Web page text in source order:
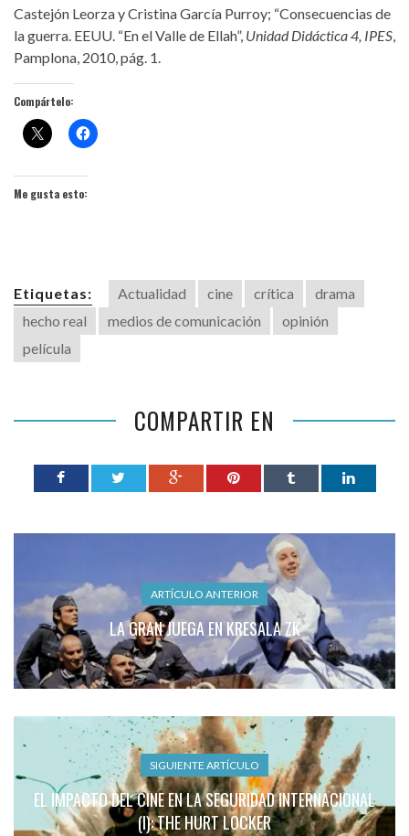
Castejón Leorza y Cristina García Purroy; “Consecuencias de
la guerra. EEUU. “En el Valle de Ellah”, Unidad Didáctica 4, IPES,
Pamplona, 2010, pág. 1.
Compártelo:
Me gusta esto:
Etiquetas: Actualidad cine crítica
drama
hecho real
medios de comunicación
opinión
película
COMPARTIR EN
ARTÍCULO ANTERIOR
LA GRAN JUEGA EN KRESALA ZK
SIGUIENTE ARTÍCULO
EL IMPACTO DEL CINE EN LA SEGURIDAD INTERNACIONAL
(I): THE HURT LOCKER